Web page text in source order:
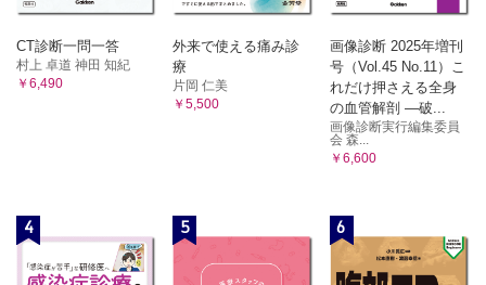
CT診断一問一答
村上 卓道 神田 知紀
￥6,490
外来で使える痛み診
療
片岡 仁美
￥5,500
画像診断 2025年増刊
号（Vol.45 No.11）こ
れだけ押さえる全身
の血管解剖 ―破...
画像診断実行編集委員
会 森...
￥6,600
4 5 6